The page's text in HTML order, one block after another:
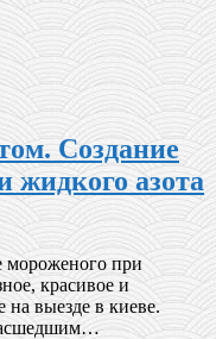
Создание
жидкого азота
мороженого при
красивое и
на выезде в киеве.